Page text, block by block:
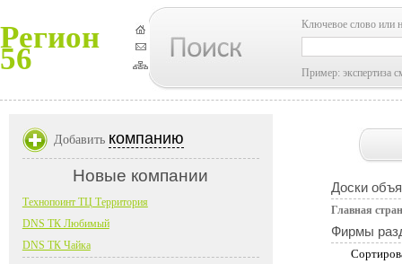
Регион
56
Ключевое слово или
Пример: экспертиза
Доски
Главная
Фирмы
Добавить компанию
Новые компании
Технопоинт ТЦ Территория
DNS ТК Любимый
DNS ТК Чайка